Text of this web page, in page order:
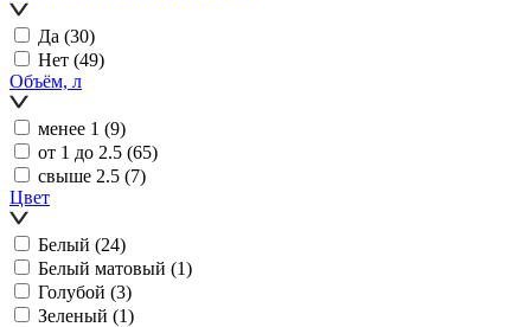
Да (30)
Нет (49)
Объём, л
менее 1 (9)
от 1 до 2.5 (65)
свыше 2.5 (7)
Цвет
Белый (24)
Белый матовый (1)
Голубой (3)
Зеленый (1)